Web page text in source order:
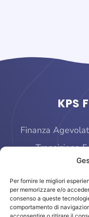
Per fornire le migliori
per memorizzare e/o
consenso a queste
comportamento di
KPS
Finanza
Transizione